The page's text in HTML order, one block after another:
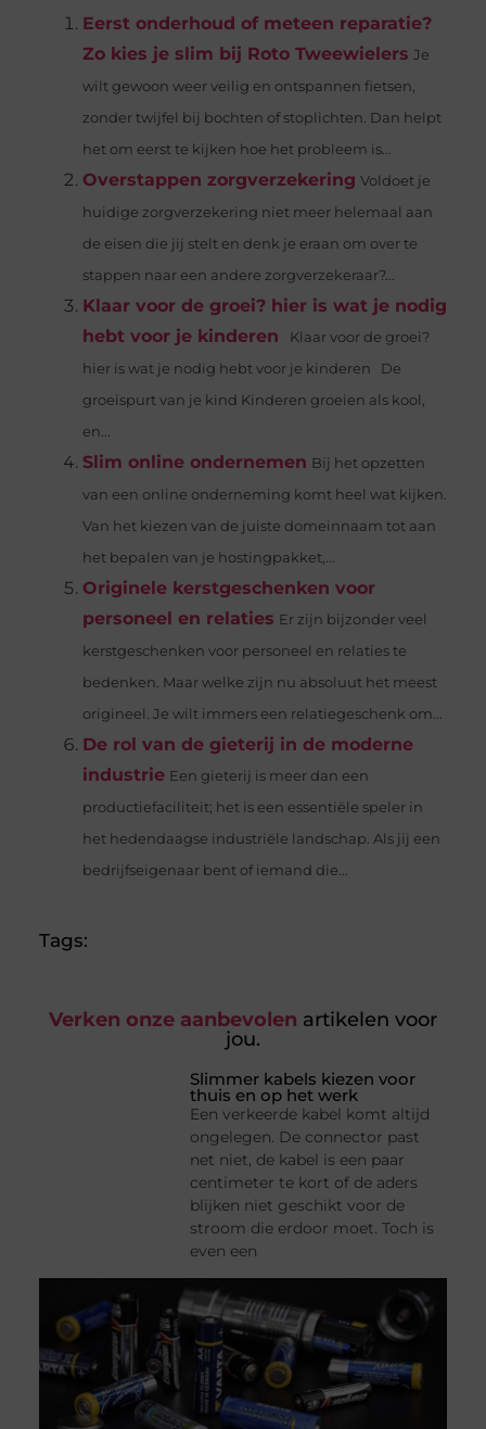
Eerst onderhoud of meteen reparatie?
Zo kies je slim bij Roto Tweewielers Je
wilt gewoon weer veilig en ontspannen fietsen,
zonder twijfel bij bochten of stoplichten. Dan helpt
het om eerst te kijken hoe het probleem is...
Overstappen zorgverzekering Voldoet je
huidige zorgverzekering niet meer helemaal aan
de eisen die jij stelt en denk je eraan om over te
stappen naar een andere zorgverzekeraar?...
Klaar voor de groei? hier is wat je nodig
hebt voor je kinderen
Klaar voor de groei?
hier is wat je nodig hebt voor je kinderen De
groeispurt van je kind Kinderen groeien als kool,
en...
Slim online ondernemen Bij het opzetten
van een online onderneming komt heel wat kijken.
Van het kiezen van de juiste domeinnaam tot aan
het bepalen van je hostingpakket,...
Originele kerstgeschenken voor
personeel en relaties Er zijn bijzonder veel
kerstgeschenken voor personeel en relaties te
bedenken. Maar welke zijn nu absoluut het meest
origineel. Je wilt immers een relatiegeschenk om...
De rol van de gieterij in de moderne
industrie Een gieterij is meer dan een
productiefaciliteit; het is een essentiële speler in
het hedendaagse industriële landschap. Als jij een
bedrijfseigenaar bent of iemand die...
Tags:
Verken onze aanbevolen artikelen voor
jou.
Slimmer kabels kiezen voor
thuis en op het werk
Een verkeerde kabel komt altijd
ongelegen. De connector past
net niet, de kabel is een paar
centimeter te kort of de aders
blijken niet geschikt voor de
stroom die erdoor moet. Toch is
even een